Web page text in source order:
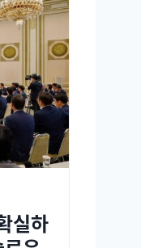
실하